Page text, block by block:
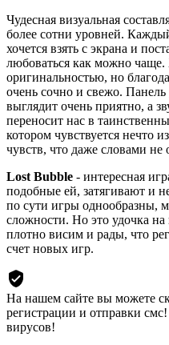
Чудесная визуальная
более сотни уровней.
хочется взять с экрана и
любоваться как можно
оригинальностью, но
очень сочно и свежо.
выглядит очень приятно, а
переносит нас в
котором чувствуется нечто
чувств, что даже словами не
Lost Bubble - интересная
подобные ей, затягивают и
по сути игры однообразны,
сложности. Но это удочка
плотно висим и рады, что
счет новых игр.
На нашем сайте вы можете
регистрации и отправки
вирусов!